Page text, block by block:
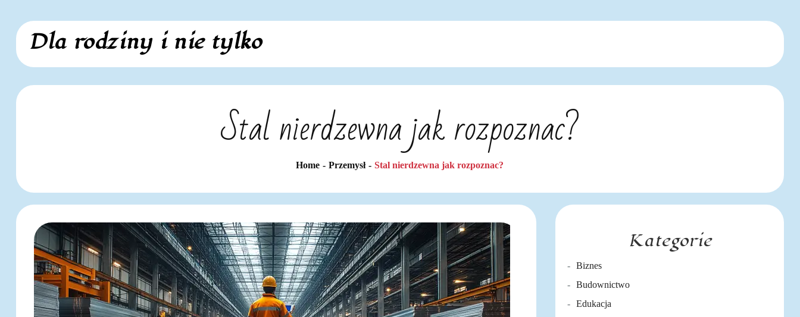
content
Dla rodziny i nie tylko
Stal nierdzewna jak rozpoznac?
Home Przemysł Stal nierdzewna jak rozpoznac?
Kategorie
Biznes
Budownictwo
Edukacja